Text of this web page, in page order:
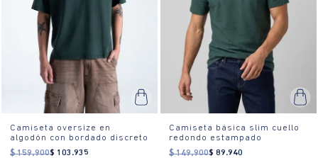
Camiseta oversize en
algodón con bordado discreto
$ 159.900$ 103 .935
Camiseta básica slim cuello
redondo estampado
$ 149.900$ 89.940